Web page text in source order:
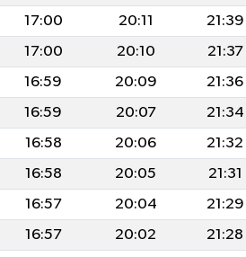
17:00 20:11
21:39
17:00 20:10
21:37
16:59 20:09
21:36
16:59 20:07
21:34
16:58 20:06
21:32
16:58 20:05
21:31
16:57 20:04
21:29
16:57 20:02
21:28